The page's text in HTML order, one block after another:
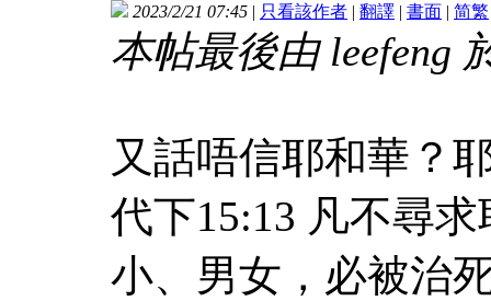
2023/2/21 07:45 | 只看該作者 | 翻譯 | 書面 | 简繁
本帖最後由 leefeng
又話唔信耶和華？
代下15:13 凡不尋
小、男女，必被治